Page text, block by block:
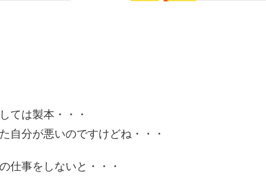
ては製本・・・
自分が悪いのですけどね・・・
仕事をしないと・・・